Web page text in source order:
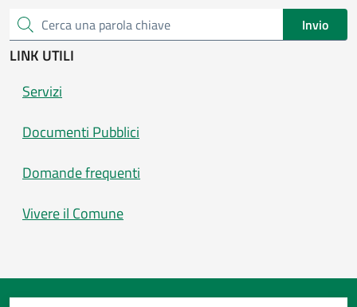
Cerca una parola chiave Invio
LINK UTILI
Servizi
Documenti Pubblici
Domande frequenti
Vivere il Comune